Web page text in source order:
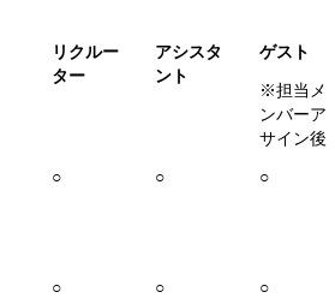
リクルー
ター
アシスタ
ント
ゲスト
※担当メ
ンバーア
サイン後
○ ○ ○
○
○
○